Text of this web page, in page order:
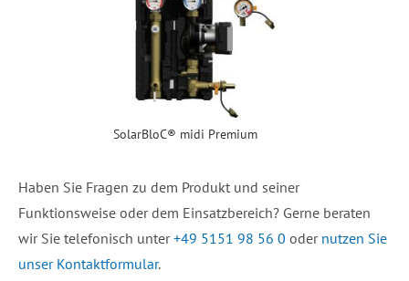
SolarBloC® midi Premium
Haben Sie Fragen zu dem Produkt und seiner
Funktionsweise oder dem Einsatzbereich? Gerne beraten
wir Sie telefonisch unter+49 5151 98 56 0 oder nutzen Sie
unser Kontaktformular.